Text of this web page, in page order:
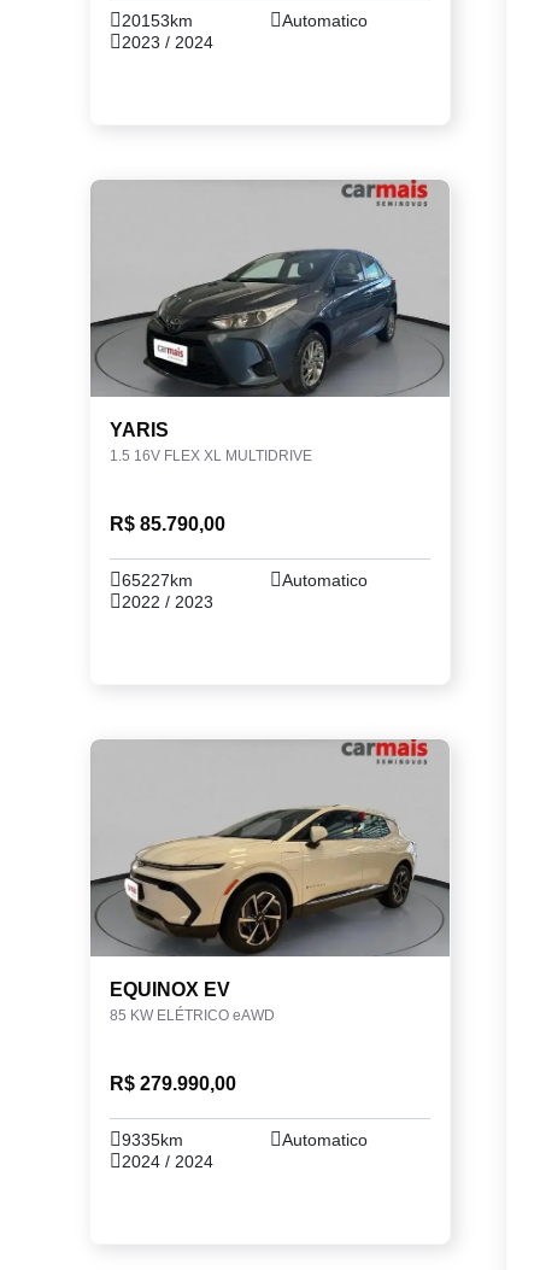
20153km
Automatico
2023 / 2024
YARIS
1.5 16V FLEX XL MULTIDRIVE
R$ 85.790,00
65227km
Automatico
2022 / 2023
EQUINOX EV
85 KW ELÉTRICO eAWD
R$ 279.990,00
9335km
Automatico
2024 / 2024